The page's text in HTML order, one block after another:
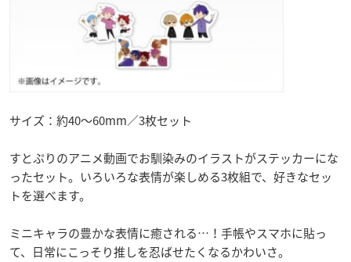
サイズ：約40〜60mm／3枚セット
すとぷりのアニメ動画でお馴染みのイラストがステッカーにな
ったセット。いろいろな表情が楽しめる3枚組で、好きなセッ
トを選べます。
ミニキャラの豊かな表情に癒される…！手帳やスマホに貼っ
て、日常にこっそり推しを忍ばせたくなるかわいさ。